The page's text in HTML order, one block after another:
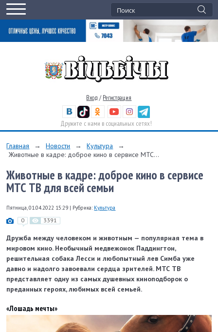
Вход / Регистрация
Дружите с нами в социальных сетях!
Главная → Новости → Культура
→
Животные в кадре: доброе кино в сервисе МТС...
Животные в кадре: доброе кино в сервисе
МТС ТВ для всей семьи
Пятница, 01.04.2022 15:29 | Рубрика: Культура
0 3391
Дружба между человеком и животным — популярная тема в
мировом кино. Необычный медвежонок Паддингтон,
решительная собака Лесси и любопытный лев Симба уже
давно и надолго завоевали сердца зрителей. МТС ТВ
представляет одну из самых душевных киноподборок о
преданных героях, любимых всей семьей.
«Лошадь мечты»